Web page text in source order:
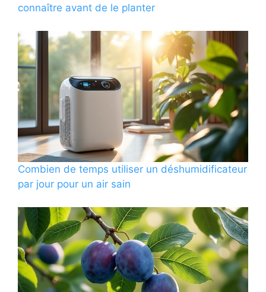
connaître avant de le planter
Combien de temps utiliser un déshumidificateur
par jour pour un air sain